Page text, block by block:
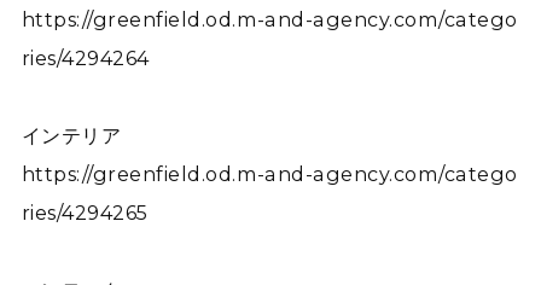
https://greenfield.od.m-and-agency.com/catego
ries/4294264
インテリア
https://greenfield.od.m-and-agency.com/catego
ries/4294265